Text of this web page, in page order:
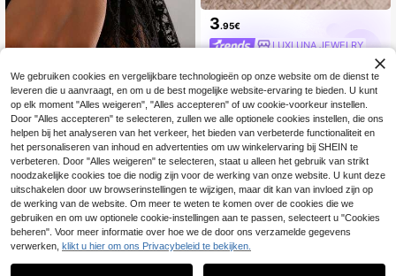
NEW
1 stuk/3 stuks Dopamine kleur
rijke asymmetrische hars kralenarm
band met contrasterende vierkante
kralen, niche vakantieaccessoire
5 .18€
3.95€
LUXLUNA JEWELRY
We gebruiken cookies en vergelijkbare technologieën op onze website om de dienst te
leveren die u aanvraagt, en om u de best mogelijke website-ervaring te bieden. U kunt
op elk moment "Alles weigeren", "Alles accepteren" of uw cookie-voorkeur instellen.
Door "Alles accepteren" te selecteren, zullen we alle optionele cookies instellen, die ons
helpen bij het analyseren van het verkeer, het bieden van verbeterde functionaliteit en
het personaliseren van inhoud en advertenties om uw winkelervaring bij SHEIN te
verbeteren. Door "Alles weigeren" te selecteren, staat u alleen het gebruik van strikt
noodzakelijke cookies toe die nodig zijn voor de werking van onze website. U kunt deze
uitschakelen door uw browserinstellingen te wijzigen, maar dit kan van invloed zijn op
de werking van de website. Om meer te weten te komen over de cookies die we
gebruiken en om uw optionele cookie-instellingen aan te passen, selecteert u "Cookies
beheren". Voor meer informatie over hoe we de door ons verzamelde gegevens
verwerken, klikt u hier om ons Privacybeleid te bekijken.